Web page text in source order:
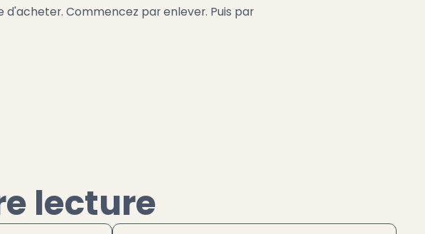
d'acheter. Commencez par enlever. Puis par
lecture